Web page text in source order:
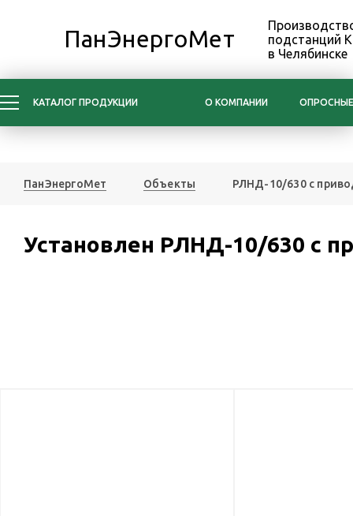
ПанЭнергоМет
подстанций
в Челябинске
КАТАЛОГ ПРОДУКЦИИ О КОМПАНИИ
ПанЭнергоМет Объекты РЛНД-10/630 с
Установлен РЛНД-10/630 с